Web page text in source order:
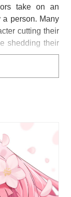
take on an
person. Many
cutting their
shedding their
also have
death rituals
represent the
severing the
blades, for you
you.